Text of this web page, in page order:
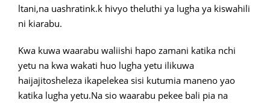
ltani,na uashratink.k hivyo theluthi ya lugha ya kiswahili
ni kiarabu.
Kwa kuwa waarabu waliishi hapo zamani katika nchi
yetu na kwa wakati huo lugha yetu ilikuwa
haijajitosheleza ikapelekea sisi kutumia maneno yao
katika lugha yetu.Na sio waarabu pekee bali pia na